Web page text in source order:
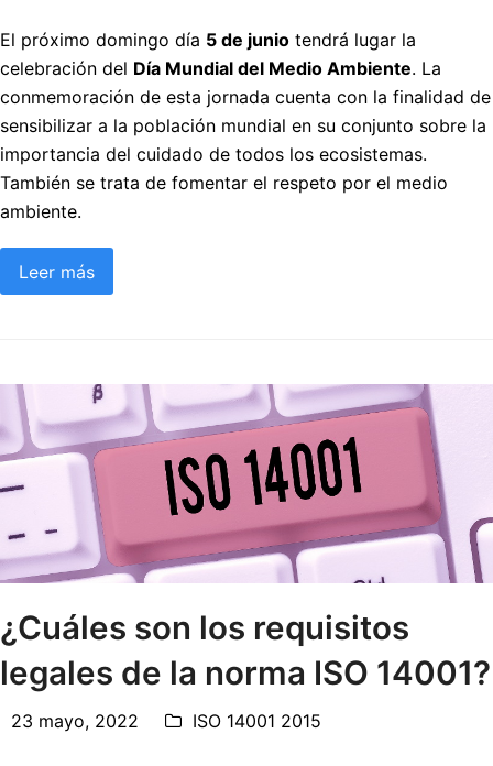
El próximo domingo día 5 de junio tendrá lugar la
celebración del Día Mundial del Medio Ambiente. La
conmemoración de esta jornada cuenta con la finalidad de
sensibilizar a la población mundial en su conjunto sobre la
importancia del cuidado de todos los ecosistemas.
También se trata de fomentar el respeto por el medio
ambiente.
Leer más
¿Cuáles son los requisitos
legales de la norma ISO 14001?
23 mayo, 2022 ISO 14001 2015